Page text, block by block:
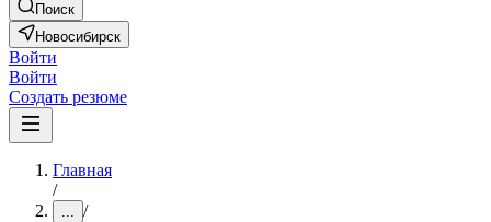
Поиск
Новосибирск
Войти
Войти
Создать резюме
Главная
/
... /